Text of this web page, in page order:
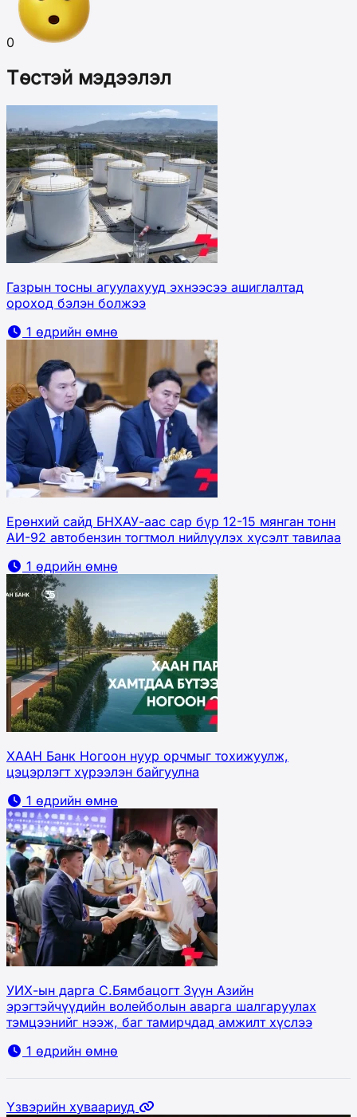
0
Төстэй мэдээлэл
Газрын тосны агуулахууд эхнээсээ ашиглалтад
ороход бэлэн болжээ
1 өдрийн өмнө
Ерөнхий сайд БНХАУ-аас сар бүр 12-15 мянган тонн
АИ-92 автобензин тогтмол нийлүүлэх хүсэлт тавилаа
1 өдрийн өмнө
ХААН Банк Ногоон нуур орчмыг тохижуулж,
цэцэрлэгт хүрээлэн байгуулна
1 өдрийн өмнө
УИХ-ын дарга С.Бямбацогт Зүүн Азийн
эрэгтэйчүүдийн волейболын аварга шалгаруулах
тэмцээнийг нээж, баг тамирчдад амжилт хүслээ
1 өдрийн өмнө
Үзвэрийн хуваариуд